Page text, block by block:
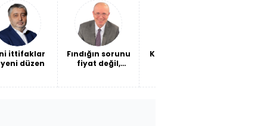
ettirdi!
ittifaklar
düzen
Fındığın sorunu
fiyat değil,
Kendi barışına